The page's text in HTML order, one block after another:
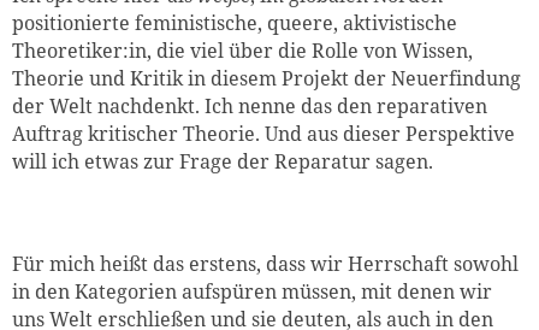
positionierte feministische, queere, aktivistische
Theoretiker:in, die viel über die Rolle von Wissen,
Theorie und Kritik in diesem Projekt der Neuerfindung
der Welt nachdenkt. Ich nenne das den reparativen
Auftrag kritischer Theorie. Und aus dieser Perspektive
will ich etwas zur Frage der Reparatur sagen.
Für mich heißt das erstens, dass wir Herrschaft sowohl
in den Kategorien aufspüren müssen, mit denen wir
uns Welt erschließen und sie deuten, als auch in den